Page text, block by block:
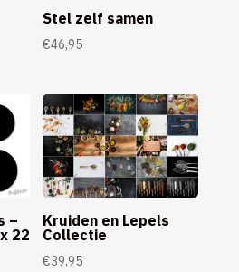
Stel zelf samen
€46,95
–
22
Kruiden en Lepels
Collectie
€39,95